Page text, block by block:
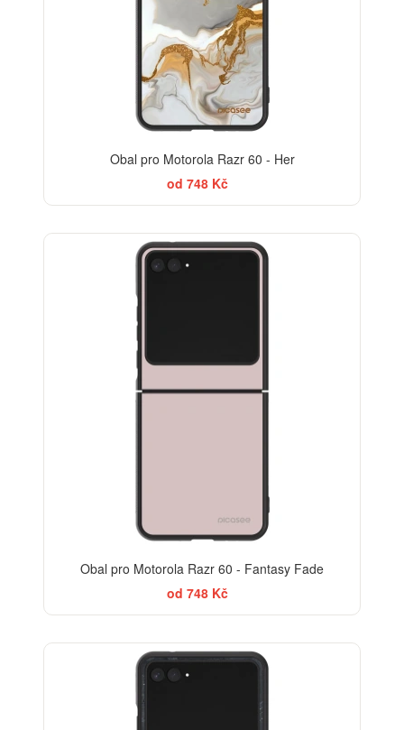
Obal pro Motorola Razr 60 - Her
od 748 Kč
Obal pro Motorola Razr 60 - Fantasy Fade
od 748 Kč